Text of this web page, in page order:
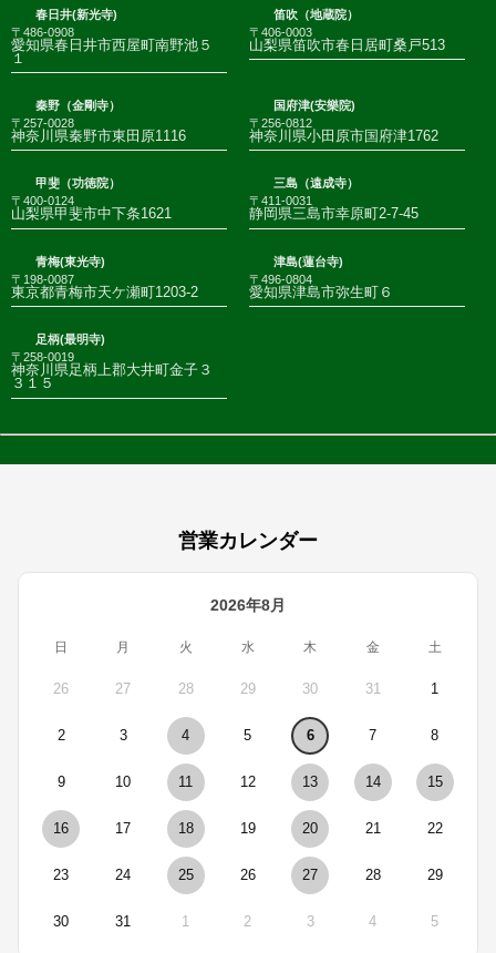
春日井(新光寺)
〒486-0908
愛知県春日井市西屋町南野池５
１
笛吹（地蔵院）
〒406-0003
山梨県笛吹市春日居町桑戸513
秦野（金剛寺）
〒257-0028
神奈川県秦野市東田原1116
国府津(安樂院)
〒256-0812
神奈川県小田原市国府津1762
甲斐（功徳院）
〒400-0124
山梨県甲斐市中下条1621
三島（遠成寺）
〒411-0031
静岡県三島市幸原町2-7-45
青梅(東光寺)
〒198-0087
東京都青梅市天ケ瀬町1203-2
津島(蓮台寺)
〒496-0804
愛知県津島市弥生町６
足柄(最明寺)
〒258-0019
神奈川県足柄上郡大井町金子３
３１５
営業カレンダー
2026年8月
日 月 火 水 木 金 土
26 27 28 29 30 31 1
2 3 4 5 6 7 8
9 10 11 12 13 14 15
16 17 18 19 20 21 22
23 24 25 26 27 28 29
30 31 1 2 3 4 5